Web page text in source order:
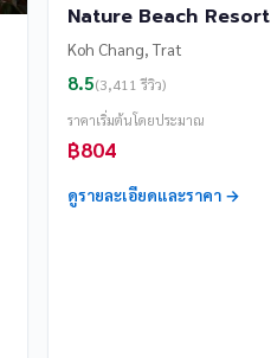
Nature Beach Resort
Koh Chang, Trat
8.5(3,411 รีวิว)
ราคาเริ่มต้นโดยประมาณ
฿804
ดูรายละเอียดและราคา →